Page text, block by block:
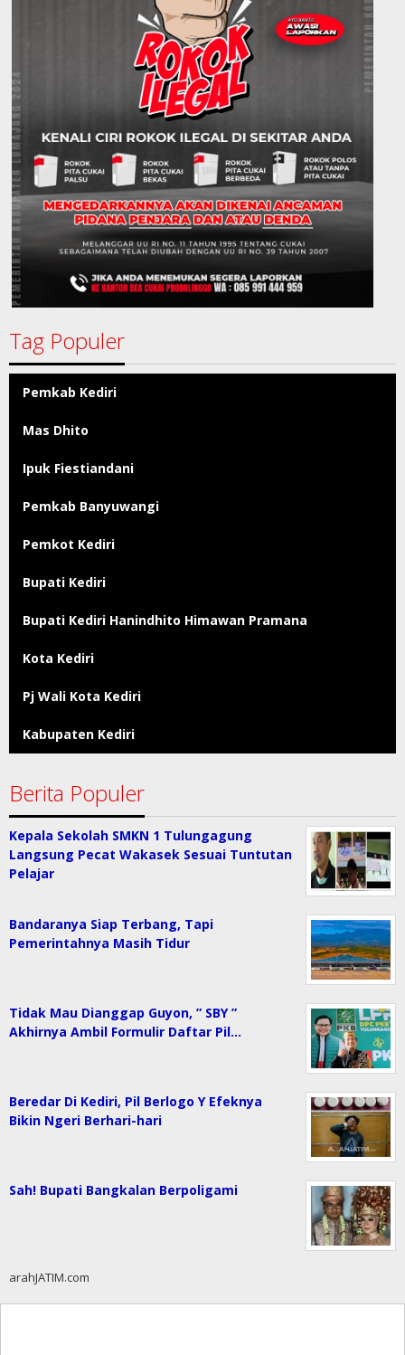
Tag Populer
Pemkab Kediri
Mas Dhito
Ipuk Fiestiandani
Pemkab Banyuwangi
Pemkot Kediri
Bupati Kediri
Bupati Kediri Hanindhito Himawan Pramana
Kota Kediri
Pj Wali Kota Kediri
Kabupaten Kediri
Berita Populer
Kepala Sekolah SMKN 1 Tulungagung
Langsung Pecat Wakasek Sesuai Tuntutan
Pelajar
Bandaranya Siap Terbang, Tapi
Pemerintahnya Masih Tidur
Tidak Mau Dianggap Guyon, ” SBY ”
Akhirnya Ambil Formulir Daftar Pil…
Beredar Di Kediri, Pil Berlogo Y Efeknya
Bikin Ngeri Berhari-hari
Sah! Bupati Bangkalan Berpoligami
arahJATIM.com